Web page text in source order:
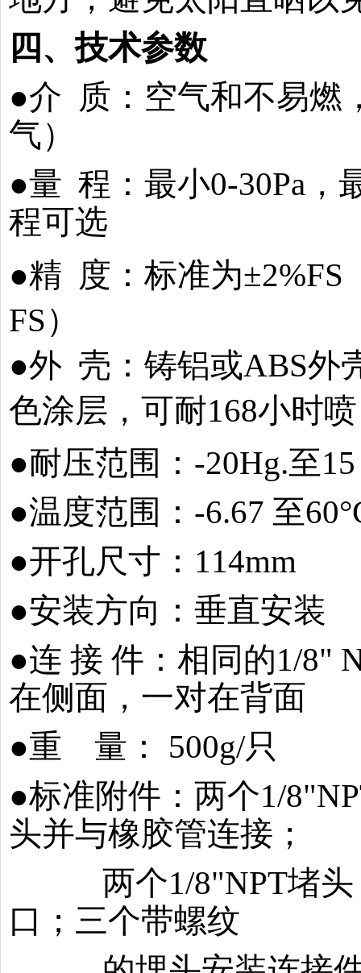
四、技术参数
●介 质：空气和不易燃
气）
●量 程：最小0-30Pa，
程可选
●精 度：标准为±2%FS
FS）
●外 壳：铸铝或ABS外
色涂层，可耐168小
●耐压范围：-20Hg.至15
●温度范围：-6.67 至
●开孔尺寸：114mm
●安装方向：垂直安装
●连 接 件：相同的1/8"
在侧面，一对在背面
●重 量： 500g/只
●标准附件：两个1/
头并与橡胶管连接；
两个1/8"NPT堵
口；三个带螺纹